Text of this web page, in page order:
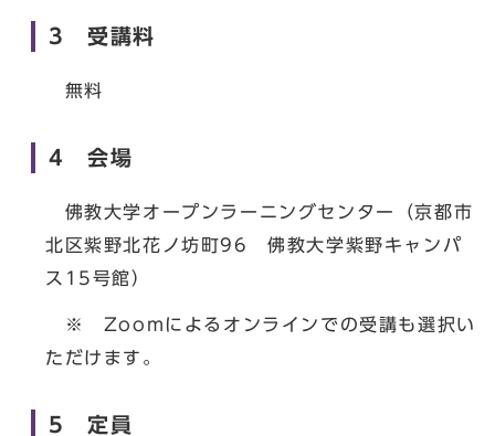
3 受講料
無料
4 会場
佛教大学オープンラーニングセンター（京都市
北区紫野北花ノ坊町96 佛教大学紫野キャンパ
ス15号館）
※ Zoomによるオンラインでの受講も選択い
ただけます。
5 定員